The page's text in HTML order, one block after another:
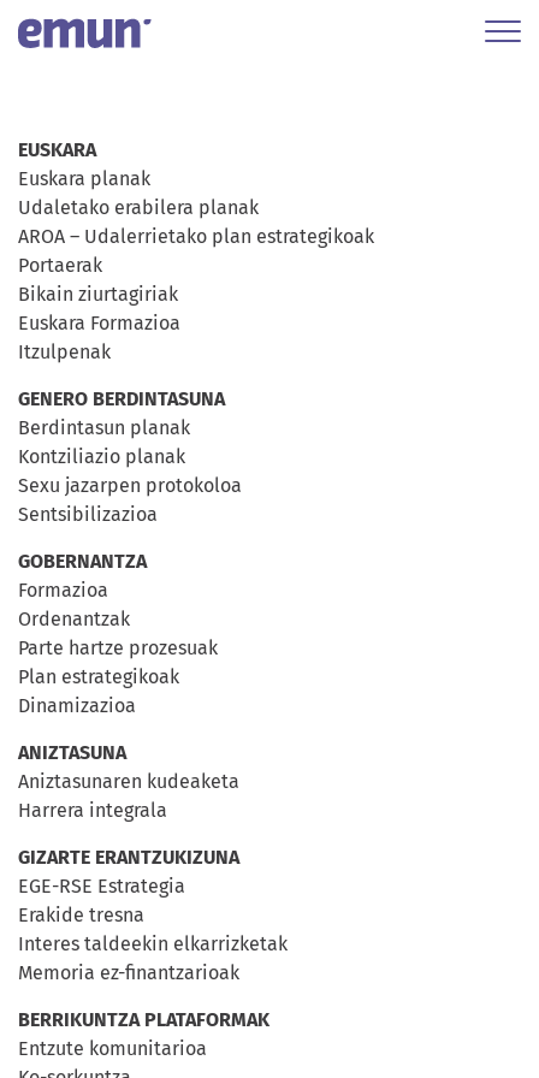
EUSKARA
Euskara planak
Udaletako erabilera planak
AROA – Udalerrietako plan estrategikoak
Portaerak
Bikain ziurtagiriak
Euskara Formazioa
Itzulpenak
GENERO BERDINTASUNA
Berdintasun planak
Kontziliazio planak
Sexu jazarpen protokoloa
Sentsibilizazioa
GOBERNANTZA
Formazioa
Ordenantzak
Parte hartze prozesuak
Plan estrategikoak
Dinamizazioa
ANIZTASUNA
Aniztasunaren kudeaketa
Harrera integrala
GIZARTE ERANTZUKIZUNA
EGE-RSE Estrategia
Erakide tresna
Interes taldeekin elkarrizketak
Memoria ez-finantzarioak
BERRIKUNTZA PLATAFORMAK
Entzute komunitarioa